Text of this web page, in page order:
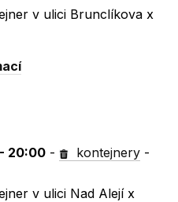
v ulici Brunclíkova x
20:00 - kontejnery -
v ulici Nad Alejí x